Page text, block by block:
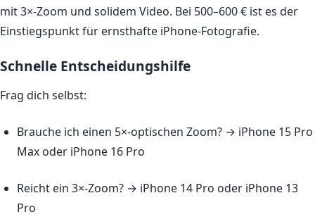
mit 3×-Zoom und solidem Video. Bei 500–600 € ist es der
Einstiegspunkt für ernsthafte iPhone-Fotografie.
Schnelle Entscheidungshilfe
Frag dich selbst:
Brauche ich einen 5×-optischen Zoom? → iPhone 15 Pro
Max oder iPhone 16 Pro
Reicht ein 3×-Zoom? → iPhone 14 Pro oder iPhone 13
Pro